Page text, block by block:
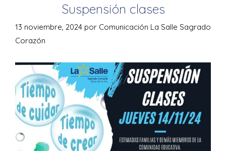
Suspensión clases
13 noviembre, 2024 por Comunicación La Salle Sagrado
Corazón